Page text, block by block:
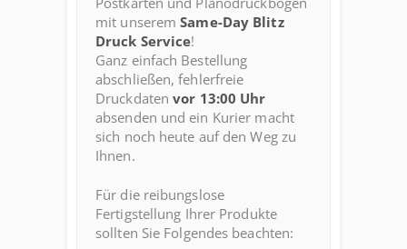
mit unseremSame-Day Blitz
Druck Service!
Ganz einfach Bestellung
abschließen, fehlerfreie
Druckdatenvor 13:00 Uhr
absenden und ein Kurier macht
sich noch heute auf den Weg zu
Ihnen.
Für die reibungslose
Fertigstellung Ihrer Produkte
sollten Sie Folgendes beachten: